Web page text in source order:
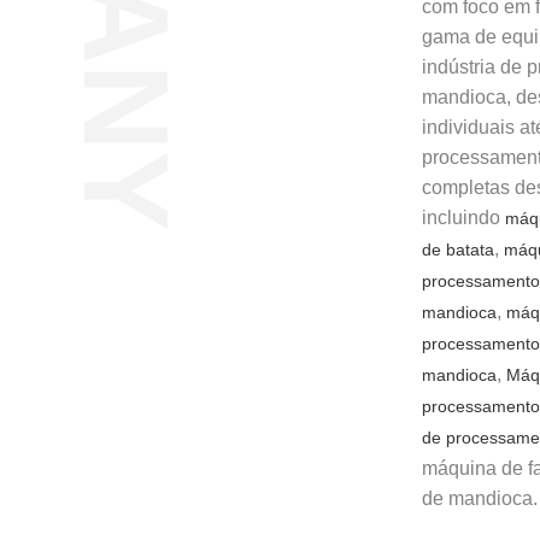
com foco em
gama de
indústria de
mandioca,
individuais
completas
incluindo
de batata,
mandioca,
mandioca,
de
máquina de
de mandioca.